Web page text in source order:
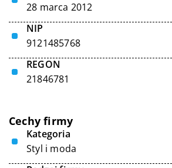
28 marca 2012
NIP
9121485768
REGON
21846781
Cechy firmy
Kategoria
Styl i moda